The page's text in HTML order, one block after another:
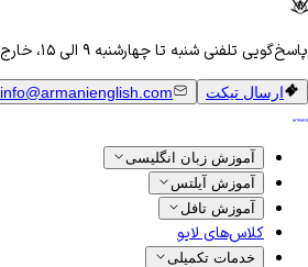
پاسخ‌گویی تلفنی شنبه تا چهارشنبه ۹ الی ۱۵، خارج این ساعات از طریق ارسال ایمیل
ارسال تیکت info@armanienglish.com
آموزش زبان انگلیسی
آموزش آیلتس
آموزش تافل
کلاس‌های لایو
خدمات تکمیلی